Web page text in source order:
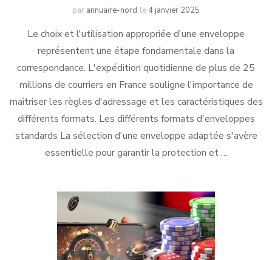
par annuaire-nord le 4 janvier 2025
Le choix et l'utilisation appropriée d'une enveloppe
représentent une étape fondamentale dans la
correspondance. L'expédition quotidienne de plus de 25
millions de courriers en France souligne l'importance de
maîtriser les règles d'adressage et les caractéristiques des
différents formats. Les différents formats d'enveloppes
standards La sélection d'une enveloppe adaptée s'avère
essentielle pour garantir la protection et …